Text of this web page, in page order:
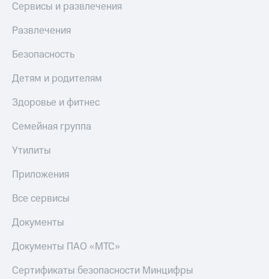
Сервисы и развлечения
Развлечения
Безопасность
Детям и родителям
Здоровье и фитнес
Семейная группа
Утилиты
Приложения
Все сервисы
Документы
Документы ПАО «МТС»
Сертификаты безопасности Минцифры